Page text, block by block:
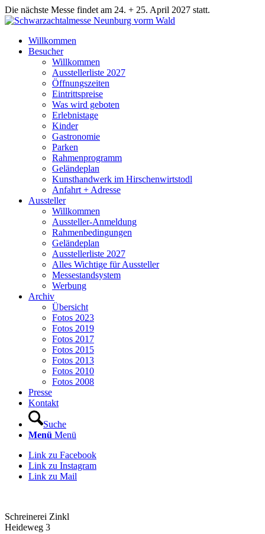
Die nächste Messe findet am 24. + 25. April 2027 statt.
Willkommen
Besucher
Willkommen
Ausstellerliste 2027
Öffnungszeiten
Eintrittspreise
Was wird geboten
Erlebnistage
Kinder
Gastronomie
Parken
Rahmenprogramm
Geländeplan
Kunsthandwerk im Hirschenwirtstodl
Anfahrt + Adresse
Aussteller
Willkommen
Aussteller-Anmeldung
Rahmenbedingungen
Geländeplan
Ausstellerliste 2027
Alles Wichtige für Aussteller
Messestandsystem
Werbung
Archiv
Übersicht
Fotos 2023
Fotos 2019
Fotos 2017
Fotos 2015
Fotos 2013
Fotos 2010
Fotos 2008
Presse
Kontakt
Suche
Menü Menü
Link zu Facebook
Link zu Instagram
Link zu Mail
Schreinerei Zinkl
Heideweg 3